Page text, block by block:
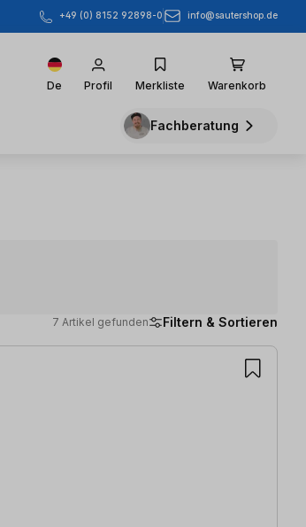
+49 (0) 8152 92898-0 info@sautershop.de
De Profil Merkliste Warenkorb
Fachberatung
7 Artikel gefunden Filtern & Sortieren